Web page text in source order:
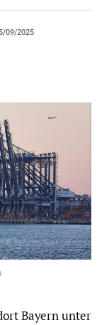
09/2025
Bayern unter